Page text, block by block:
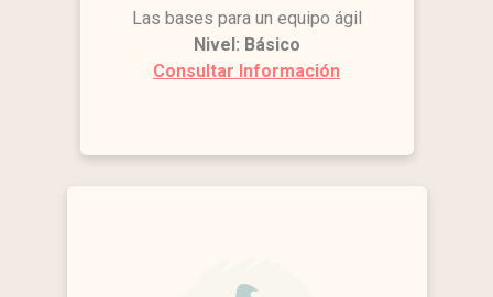
Las bases para un equipo ágil
Nivel: Básico
Consultar Información